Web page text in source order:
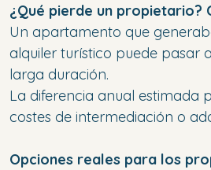
¿Qué pierde un propietario?
Un apartamento que
alquiler turístico puede pasar
larga duración.
La diferencia anual estimada
costes de intermediación o
Opciones reales para los